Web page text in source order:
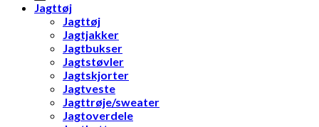
Jagttøj
Jagttøj
Jagtjakker
Jagtbukser
Jagtstøvler
Jagtskjorter
Jagtveste
Jagttrøje/sweater
Jagtoverdele